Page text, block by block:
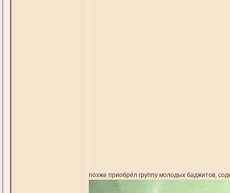
позже приобрёл группу молодых баджитов,